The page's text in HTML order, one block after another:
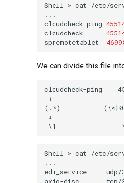
Shell > cat
/etc/
...
cloudcheck-ping
cloudcheck
spremotetablet
We can divide this file
cloudcheck-ping
↓
(.*)
↓
Shell > cat /etc/
...
edi_service
udp/
axio-disc
tcp/